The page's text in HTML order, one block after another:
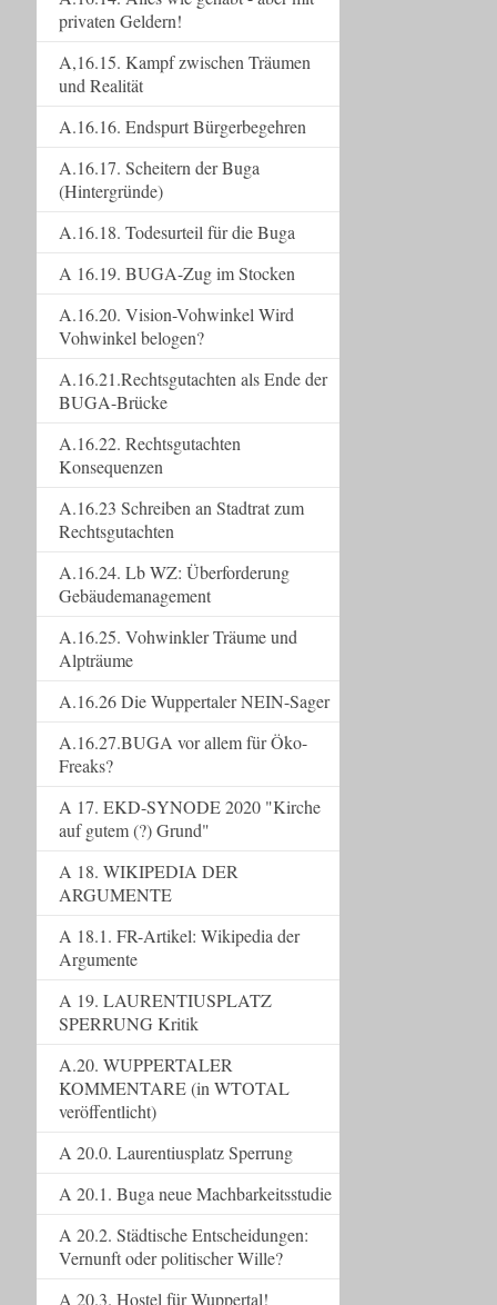
privaten Geldern!
A,16.15. Kampf zwischen Träumen
und Realität
A.16.16. Endspurt Bürgerbegehren
A.16.17. Scheitern der Buga
(Hintergründe)
A.16.18. Todesurteil für die Buga
A 16.19. BUGA-Zug im Stocken
A.16.20. Vision-Vohwinkel Wird
Vohwinkel belogen?
A.16.21.Rechtsgutachten als Ende der
BUGA-Brücke
A.16.22. Rechtsgutachten
Konsequenzen
A.16.23 Schreiben an Stadtrat zum
Rechtsgutachten
A.16.24. Lb WZ: Überforderung
Gebäudemanagement
A.16.25. Vohwinkler Träume und
Alpträume
A.16.26 Die Wuppertaler NEIN-Sager
A.16.27.BUGA vor allem für Öko-
Freaks?
A 17. EKD-SYNODE 2020 "Kirche
auf gutem (?) Grund"
A 18. WIKIPEDIA DER
ARGUMENTE
A 18.1. FR-Artikel: Wikipedia der
Argumente
A 19. LAURENTIUSPLATZ
SPERRUNG Kritik
A.20. WUPPERTALER
KOMMENTARE (in WTOTAL
veröffentlicht)
A 20.0. Laurentiusplatz Sperrung
A 20.1. Buga neue Machbarkeitsstudie
A 20.2. Städtische Entscheidungen:
Vernunft oder politischer Wille?
A 20.3. Hostel für Wuppertal!